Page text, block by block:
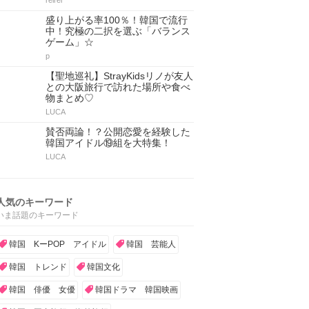
盛り上がる率100％！韓国で流行
中！究極の二択を選ぶ「バランス
ゲーム」☆
p
【聖地巡礼】StrayKidsリノが友人
との大阪旅行で訪れた場所や食べ
物まとめ♡
LUCA
賛否両論！？公開恋愛を経験した
韓国アイドル⑲組を大特集！
LUCA
気のキーワード
ま話題のキーワード
韓国 KーPOP アイドル 韓国 芸能人
韓国 トレンド 韓国文化
韓国 俳優 女優 韓国ドラマ 韓国映画